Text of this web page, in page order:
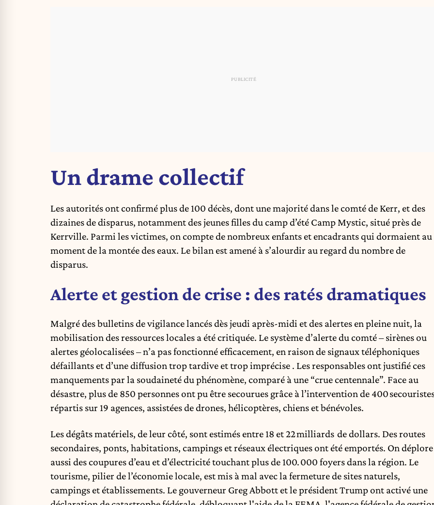
Un drame collectif
Les autorités ont confirmé plus de 100 décès, dont une majorité dans le comté de Kerr, et des
dizaines de disparus, notamment des jeunes filles du camp d’été Camp Mystic, situé près de
Kerrville. Parmi les victimes, on compte de nombreux enfants et encadrants qui dormaient au
moment de la montée des eaux. Le bilan est amené à s’alourdir au regard du nombre de
disparus.
Alerte et gestion de crise : des ratés dramatiques
Malgré des bulletins de vigilance lancés dès jeudi après-midi et des alertes en pleine nuit, la
mobilisation des ressources locales a été critiquée. Le système d’alerte du comté – sirènes ou
alertes géolocalisées – n’a pas fonctionné efficacement, en raison de signaux téléphoniques
défaillants et d’une diffusion trop tardive et trop imprécise . Les responsables ont justifié ces
manquements par la soudaineté du phénomène, comparé à une “crue centennale”. Face au
désastre, plus de 850 personnes ont pu être secourues grâce à l’intervention de 400
répartis sur 19 agences, assistées de drones, hélicoptères, chiens et bénévoles.
Les dégâts matériels, de leur côté, sont estimés entre 18 et 22 milliards de dollars. Des routes
secondaires, ponts, habitations, campings et réseaux électriques ont été emportés. On déplore
aussi des coupures d’eau et d’électricité touchant plus de 100. 000 foyers dans la région. Le
tourisme, pilier de l’économie locale, est mis à mal avec la fermeture de sites naturels,
campings et établissements. Le gouverneur Greg Abbott et le président Trump ont activé une